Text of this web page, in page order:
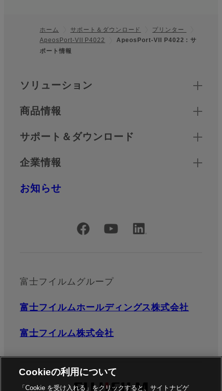
フッター
ホーム サポート＆ダウンロード
プリンター
ApeosPort-VII P4022
ApeosPort-VII P4022 : サ
ポート情報
クイックリンク
ソリューション
商品情報
サポート＆ダウンロード
企業情報
お知らせ
公式SNSアカウント
富士フイルムグループ
富士フイルムホールディングス株式会社
富士フイルム株式会社
Cookieの利用について
「Cookie を受け入れる」をクリックすると、サイトナビゲ